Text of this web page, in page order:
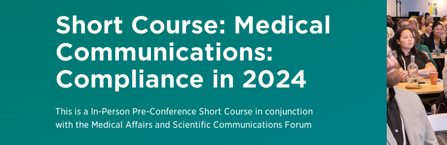
Short Course: Medical
Communications:
Compliance in 2024
This is a In-Person Pre-Conference Short Course in conjunction
with the Medical Affairs and Scientific Communications Forum